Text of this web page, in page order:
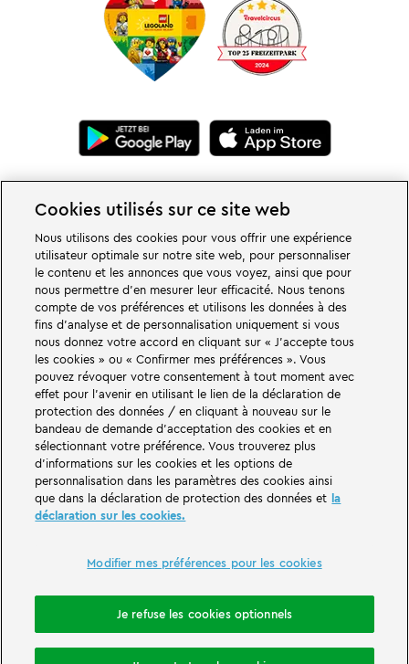
De grandes choses vous attendent dans les mondes d'aventure du parc
familial et de loisirs LEGOLAND en Allemagne. Découvrez des attractions
passionnantes et beaucoup de plaisir LEGO®. LEGOLAND Deutschland
Resort en Allemagne est un parc de loisirs pour les familles avec des enfants
de 2 à 12 ans. Le parc LEGOLAND est situé près de Günzburg en Bavière.
LEGOLAND Deutschland est l'un des plus grands parcs d'attractions de
Bavière et l'un des plus connus et des plus populaires d'Allemagne. Avec 68
attractions, ce parc à thème offre une expérience unique aux adultes et
aux enfants. Outre le parc d'attractions, le LEGOLAND Resort comprend
également un village de vacances avec différentes possibilités
d'hébergement. Les visiteurs peuvent y passer la nuit dans un hôtel de l'île
des pirates, dans des maisons de vacances à thème, dans des châteaux de
chevaliers, dans un camping et même dans des tonneaux.
LEGOLAND Deutschland Resort is part of the Merlin Entertainments Group.
LEGO, the LEGO logo, the Brick and Knob configurations, the Minifigure,
THE LEGO® MOVIE © & ™ LEGO Group & Warner Bros. Entertainment Inc. All
Réserver une nuitée
Cookies utilisés sur ce site web
Nous utilisons des cookies pour vous offrir une expérience
utilisateur optimale sur notre site web, pour personnaliser
le contenu et les annonces que vous voyez, ainsi que pour
nous permettre d'en mesurer leur efficacité. Nous tenons
compte de vos préférences et utilisons les données à des
fins d'analyse et de personnalisation uniquement si vous
nous donnez votre accord en cliquant sur « J'accepte tous
les cookies » ou « Confirmer mes préférences ». Vous
pouvez révoquer votre consentement à tout moment avec
effet pour l'avenir en utilisant le lien de la déclaration de
protection des données / en cliquant à nouveau sur le
bandeau de demande d'acceptation des cookies et en
sélectionnant votre préférence. Vous trouverez plus
d'informations sur les cookies et les options de
personnalisation dans les paramètres des cookies ainsi
que dans la déclaration de protection des données et la
déclaration sur les cookies.
Modifier mes préférences pour les cookies
Je refuse les cookies optionnels